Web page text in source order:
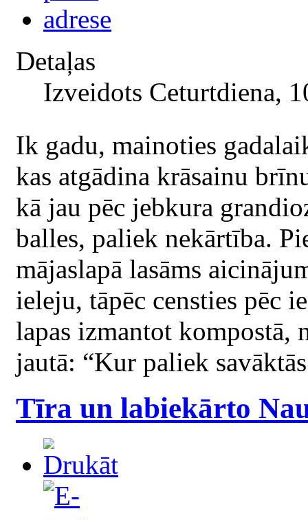
Detaļas
Izveidots Ceturtdiena,
Ik gadu, mainoties
kas atgādina krāsainu
kā jau pēc jebkura
balles, paliek nekārtība.
mājaslapā lasāms
ieleju, tāpēc censties pēc
lapas izmantot kompostā,
jautā: “Kur paliek
Tīra un labiekārto